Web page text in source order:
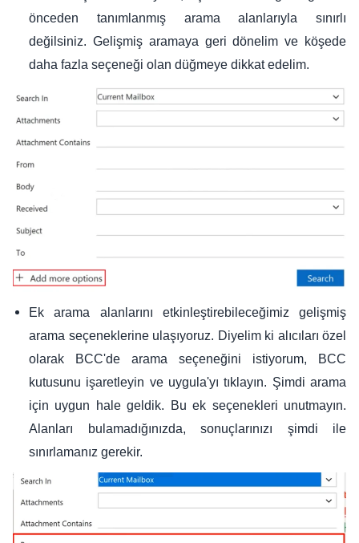
önceden tanımlanmış arama alanlarıyla sınırlı
değilsiniz. Gelişmiş aramaya geri dönelim ve köşede
daha fazla seçeneği olan düğmeye dikkat edelim.
Ek arama alanlarını etkinleştirebileceğimiz gelişmiş
arama seçeneklerine ulaşıyoruz. Diyelim ki alıcıları özel
olarak BCC'de arama seçeneğini istiyorum, BCC
kutusunu işaretleyin ve uygula'yı tıklayın. Şimdi arama
için uygun hale geldik. Bu ek seçenekleri unutmayın.
Alanları bulamadığınızda, sonuçlarınızı şimdi ile
sınırlamanız gerekir.